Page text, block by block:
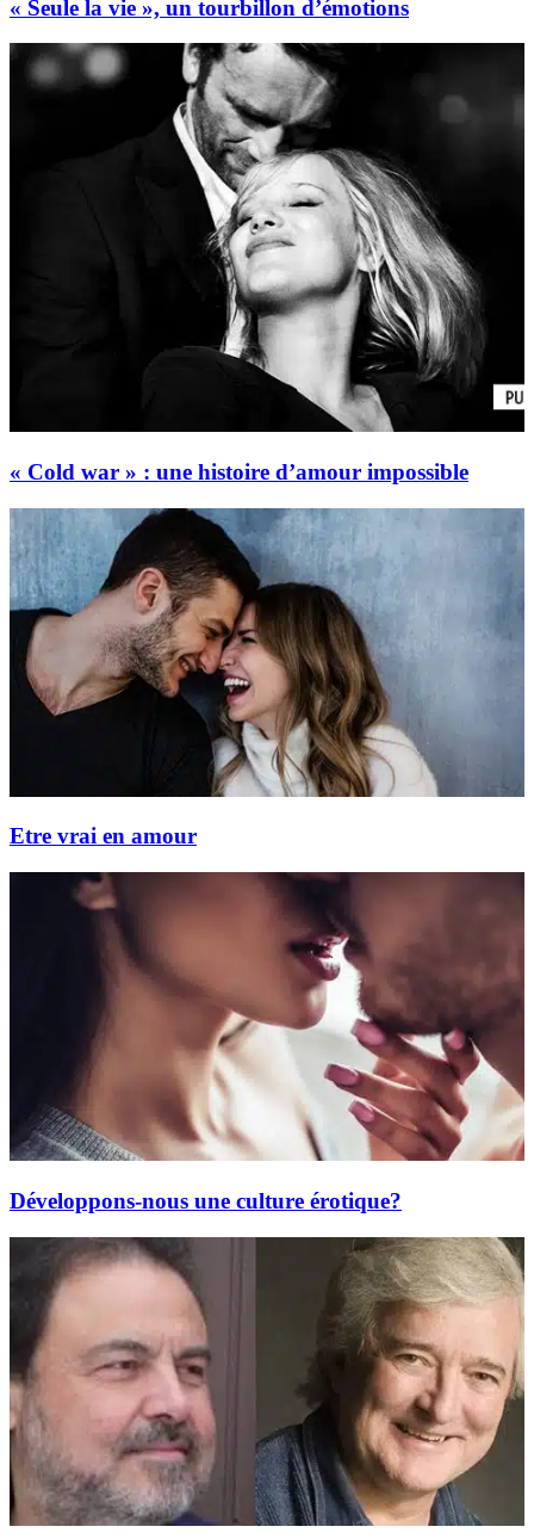
« Seule la vie », un tourbillon d’émotions
« Cold war » : une histoire d’amour impossible
Etre vrai en amour
Développons-nous une culture érotique?